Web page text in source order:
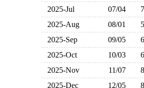
2025-Jul
07/04
2025-Aug
08/01
2025-Sep
09/05
2025-Oct
10/03
2025-Nov
11/07
2025-Dec
12/05